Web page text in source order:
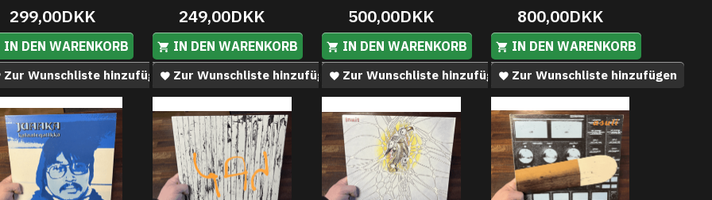
299,00DKK
IN DEN WARENKORB
Zur Wunschliste hinzufügen
249,00DKK
IN DEN WARENKORB
Zur Wunschliste hinzufügen
500,00DKK
IN DEN WARENKORB
Zur Wunschliste hinzufügen
800,00DKK
IN DEN WARENKORB
Zur Wunschliste hinzufügen